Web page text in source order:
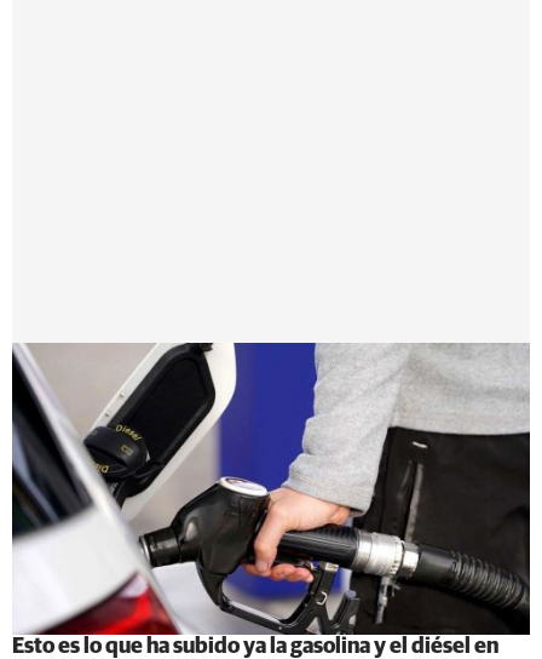
Esto es lo que ha subido ya la gasolina y el diésel en